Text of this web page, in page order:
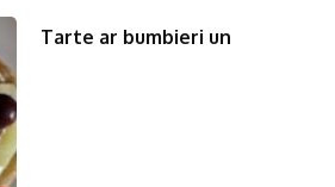
Tarte ar bumbieri un